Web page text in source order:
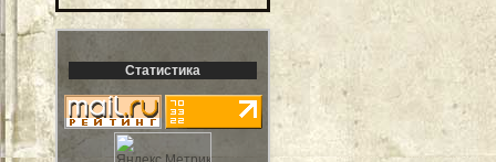
Статистика